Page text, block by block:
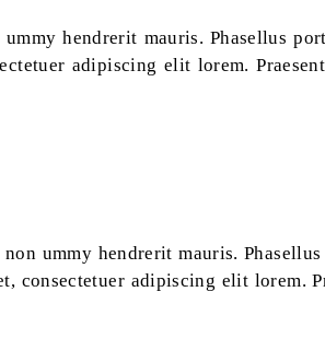
hendrerit mauris. Phasellus
adipiscing elit lorem.
ummy hendrerit mauris.
consectetuer adipiscing elit lorem.